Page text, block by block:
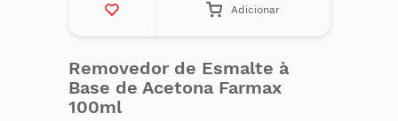
Adicionar
Removedor de Esmalte à
Base de Acetona Farmax
100ml